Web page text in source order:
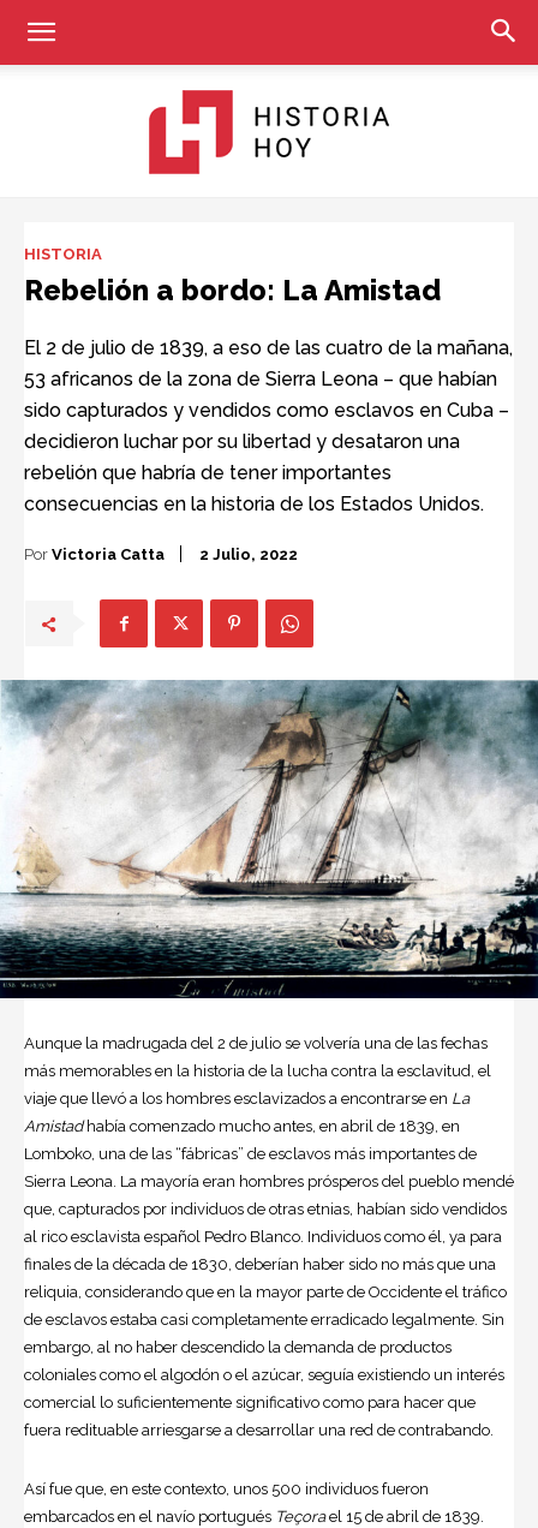
Hoy
HISTORIA
Rebelión a bordo: La Amistad
El 2 de julio de 1839, a eso de las cuatro de la mañana,
53 africanos de la zona de Sierra Leona – que habían
sido capturados y vendidos como esclavos en Cuba –
decidieron luchar por su libertad y desataron una
rebelión que habría de tener importantes
consecuencias en la historia de los Estados Unidos.
Por Victoria Catta 2 Julio, 2022
Aunque la madrugada del 2 de julio se volvería una de las fechas
más memorables en la historia de la lucha contra la esclavitud, el
viaje que llevó a los hombres esclavizados a encontrarse en La
Amistadhabía comenzado mucho antes, en abril de 1839, en
Lomboko, una de las “fábricas” de esclavos más importantes de
Sierra Leona. La mayoría eran hombres prósperos del pueblo mendé
que, capturados por individuos de otras etnias, habían sido vendidos
al rico esclavista español Pedro Blanco. Individuos como él, ya para
finales de la década de 1830, deberían haber sido no más que una
reliquia, considerando que en la mayor parte de Occidente el tráfico
de esclavos estaba casi completamente erradicado legalmente. Sin
embargo, al no haber descendido la demanda de productos
coloniales como el algodón o el azúcar, seguía existiendo un interés
comercial lo suficientemente significativo como para hacer que
fuera redituable arriesgarse a desarrollar una red de contrabando.
Así fue que, en este contexto, unos 500 individuos fueron
embarcados en el navío portugués Teçorael 15 de abril de 1839.